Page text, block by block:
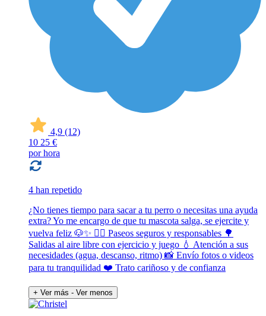
4,9 (12)
10 25 €
por hora
4 han repetido
¿No tienes tiempo para sacar a tu perro o necesitas una ayuda
extra? Yo me encargo de que tu mascota salga, se ejercite y
vuelva feliz 🐶✨ 🚶‍♂️ Paseos seguros y responsables 🌳
Salidas al aire libre con ejercicio y juego 💧 Atención a sus
necesidades (agua, descanso, ritmo) 📸 Envío fotos o videos
para tu tranquilidad ❤️ Trato cariñoso y de confianza
+ Ver más - Ver menos